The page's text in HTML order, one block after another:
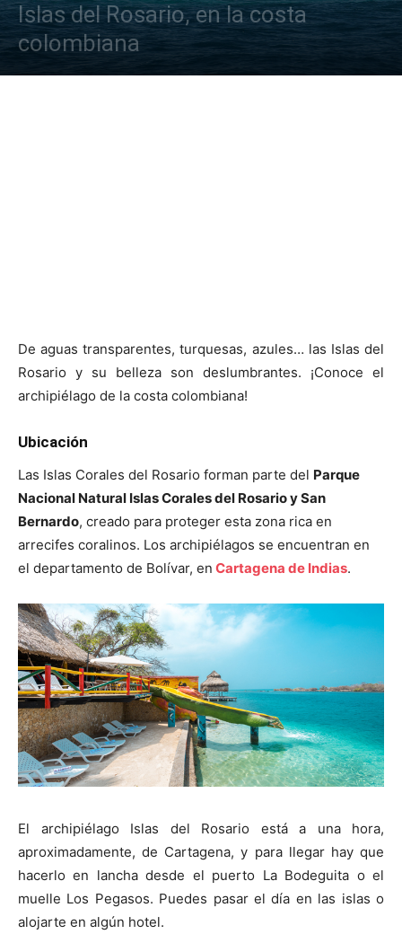
Islas del Rosario, en la costa
colombiana
De aguas transparentes, turquesas, azules… las Islas del
Rosario y su belleza son deslumbrantes. ¡Conoce el
archipiélago de la costa colombiana!
Ubicación
Las Islas Corales del Rosario forman parte del Parque
Nacional Natural Islas Corales del Rosario y San
Bernardo, creado para proteger esta zona rica en
arrecifes coralinos. Los archipiélagos se encuentran en
el departamento de Bolívar, en Cartagena de Indias.
El archipiélago Islas del Rosario está a una hora,
aproximadamente, de Cartagena, y para llegar hay que
hacerlo en lancha desde el puerto La Bodeguita o el
muelle Los Pegasos. Puedes pasar el día en las islas o
alojarte en algún hotel.